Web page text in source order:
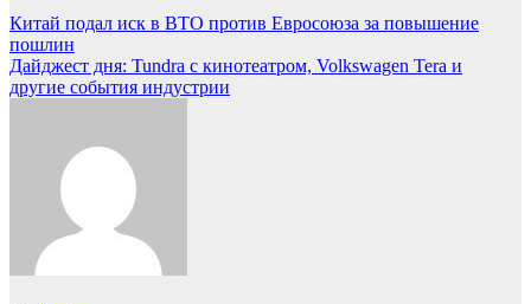
Навигация
по
записям
Китай подал иск в ВТО против Евросоюза за повышение
пошлин
Дайджест дня: Tundra с кинотеатром, Volkswagen Tera и
другие события индустрии